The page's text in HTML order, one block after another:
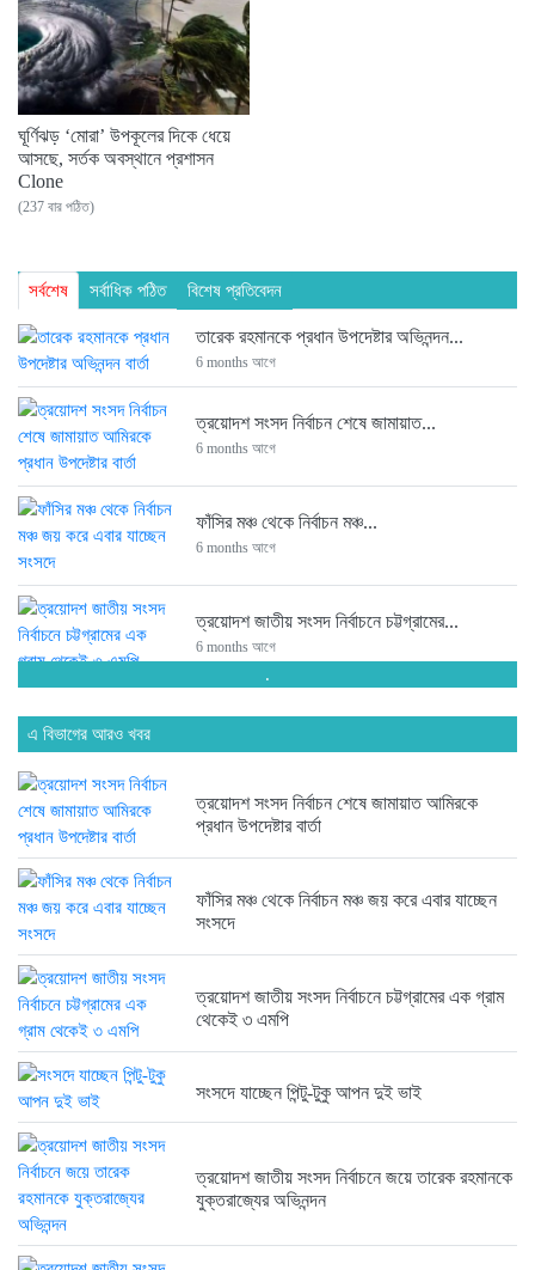
ঘূর্ণিঝড় ‘মোরা’ উপকূলের দিকে ধেয়ে
আসছে, সর্তক অবস্থানে প্রশাসন
Clone
(237 বার পঠিত)
সর্বশেষ সর্বাধিক পঠিত বিশেষ প্রতিবেদন
তারেক রহমানকে প্রধান উপদেষ্টার অভিনন্দন...
6 months আগে
ত্রয়োদশ সংসদ নির্বাচন শেষে জামায়াত...
6 months আগে
ফাঁসির মঞ্চ থেকে নির্বাচন মঞ্চ...
6 months আগে
ত্রয়োদশ জাতীয় সংসদ নির্বাচনে চট্টগ্রামের...
6 months আগে
ত্রয়োদশ জাতীয় সংসদ নির্বাচনে জয়ে...
6 months আগে
ত্রয়োদশ জাতীয় সংসদ নির্বাচনে তারেক...
6 months আগে
ত্রয়োদশ জাতীয় সংসদ নির্বাচনের বিজয়ে...
6 months আগে
ত্রয়োদশ জাতীয় সংসদ নির্বাচনে বিজয়...
6 months আগে
.
এ বিভাগের আরও খবর
ত্রয়োদশ সংসদ নির্বাচন শেষে জামায়াত আমিরকে
প্রধান উপদেষ্টার বার্তা
ফাঁসির মঞ্চ থেকে নির্বাচন মঞ্চ জয় করে এবার যাচ্ছেন
সংসদে
ত্রয়োদশ জাতীয় সংসদ নির্বাচনে চট্টগ্রামের এক গ্রাম
থেকেই ৩ এমপি
সংসদে যাচ্ছেন পিন্টু-টুকু আপন দুই ভাই
ত্রয়োদশ জাতীয় সংসদ নির্বাচনে জয়ে তারেক রহমানকে
যুক্তরাজ্যের অভিনন্দন